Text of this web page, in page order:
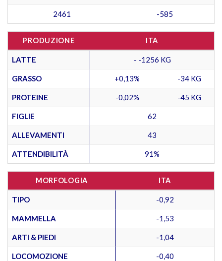
2461 -585
PRODUZIONE ITA
LATTE - -1256 KG
GRASSO +0,13% -34 KG
PROTEINE -0,02% -45 KG
FIGLIE 62
ALLEVAMENTI 43
ATTENDIBILITÀ 91%
MORFOLOGIA ITA
TIPO -0,92
MAMMELLA -1,53
ARTI & PIEDI -1,04
LOCOMOZIONE -0,40